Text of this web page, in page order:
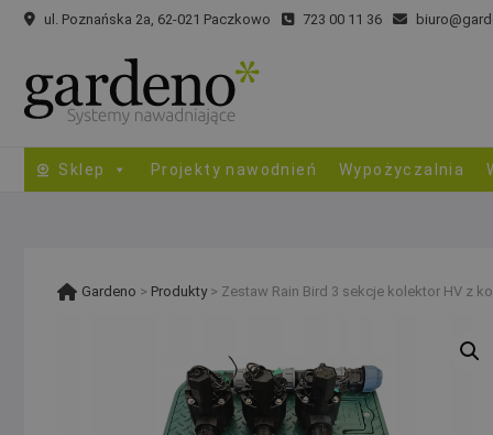
Skip
ul. Poznańska 2a, 62-021 Paczkowo 723 00 11 36
Sklep Projekty nawodnień Wypożyczalnia
Gardeno > Produkty> Zestaw Rain Bird 3 sekcje kolektor HV z